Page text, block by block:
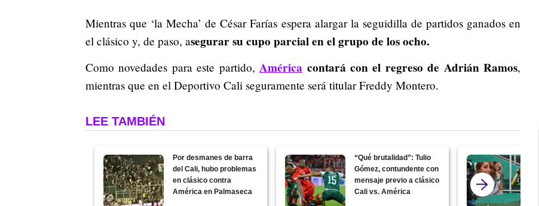
Mientras que ‘la Mecha’ de César Farías espera alargar la seguidilla de partidos ganados en
el clásico y, de paso, asegurar su cupo parcial en el grupo de los ocho.
Como novedades para este partido, América contará con el regreso de Adrián Ramos,
mientras que en el Deportivo Cali seguramente será titular Freddy Montero.
LEE TAMBIÉN
Por desmanes de barra
del Cali, hubo problemas
en clásico contra
América en Palmaseca
“Qué brutalidad”: Tulio
Gómez, contundente con
mensaje previo a clásico
Cali vs. América